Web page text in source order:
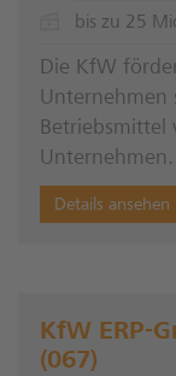
bis zu 25
Die KfW
Unternehmen
Betriebsmittel
Unternehmen.
Details ansehen
KfW ERP-
(067)